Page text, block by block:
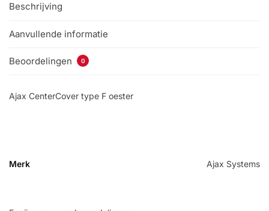
Beschrijving
Aanvullende informatie
Beoordelingen 0
Ajax CenterCover type F oester
Merk Ajax Systems